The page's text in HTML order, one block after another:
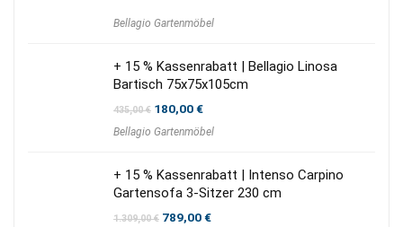
Bellagio Gartenmöbel
+ 15 % Kassenrabatt | Bellagio Linosa
Bartisch 75x75x105cm
435,00€ Ursprünglicher
war:
180,00€Aktueller
ist:
Bellagio Gartenmöbel
+ 15 % Kassenrabatt | Intenso Carpino
Gartensofa 3-Sitzer 230 cm
1.309,00€ Ursprünglicher
789,00€Aktueller